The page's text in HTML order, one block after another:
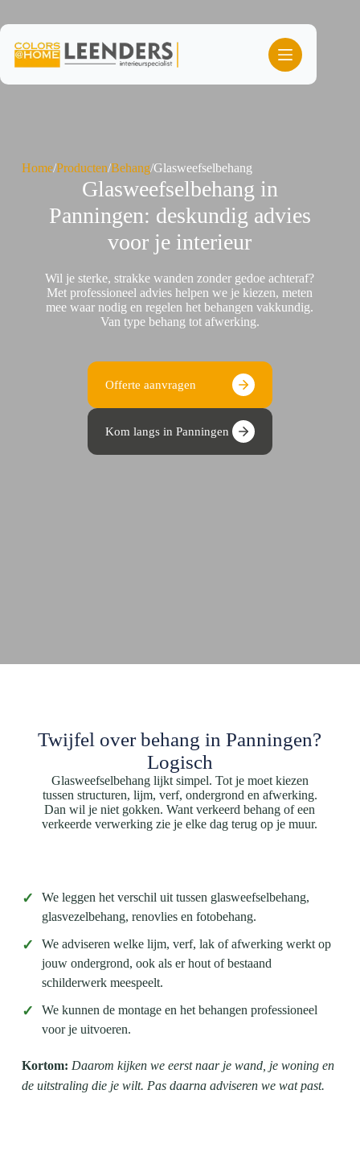
de
inhoud
Home/Producten/Behang/Glasweefselbehang
Glasweefselbehang in
Panningen: deskundig advies
voor je interieur
Wil je sterke, strakke wanden zonder gedoe achteraf?
Met professioneel advies helpen we je kiezen, meten
mee waar nodig en regelen het behangen vakkundig.
Van type behang tot afwerking.
Offerte aanvragen
Kom langs in Panningen
Twijfel over behang in Panningen?
Logisch
Glasweefselbehang lijkt simpel. Tot je moet kiezen
tussen structuren, lijm, verf, ondergrond en afwerking.
Dan wil je niet gokken. Want verkeerd behang of een
verkeerde verwerking zie je elke dag terug op je muur.
✓
We leggen het verschil uit tussen glasweefselbehang,
glasvezelbehang, renovlies en fotobehang.
✓
We adviseren welke lijm, verf, lak of afwerking werkt op
jouw ondergrond, ook als er hout of bestaand
schilderwerk meespeelt.
✓
We kunnen de montage en het behangen professioneel
voor je uitvoeren.
Kortom: Daarom kijken we eerst naar je wand, je woning en
de uitstraling die je wilt. Pas daarna adviseren we wat past.